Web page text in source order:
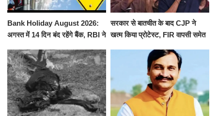
Bank Holiday August 2026:
अगस्त में 14 दिन बंद रहेंगे बैंक, RBI ने
सरकार से बातचीत के बाद CJP ने
खत्म किया प्रोटेस्ट, FIR वापसी समेत